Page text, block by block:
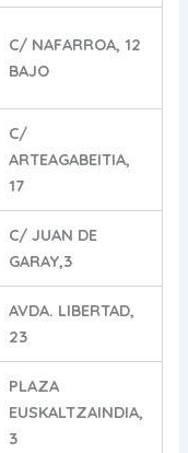
C/ NAFARROA, 12
BAJO
C/
ARTEAGABEITIA,
17
C/ JUAN DE
GARAY,3
AVDA. LIBERTAD,
23
PLAZA
EUSKALTZAINDIA,
3